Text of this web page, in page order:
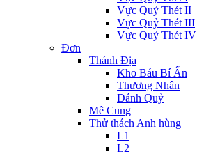
Vực Quỷ Thét II
Vực Quỷ Thét III
Vực Quỷ Thét IV
Đơn
Thánh Địa
Kho Báu Bí Ẩn
Thương Nhân
Đánh Quỷ
Mê Cung
Thử thách Anh hùng
L1
L2